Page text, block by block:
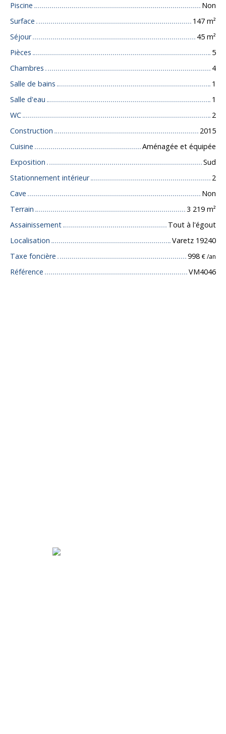
Piscine
Non
Surface
147 m²
Séjour
45 m²
Pièces
5
Chambres
4
Salle de bains
1
Salle d'eau
1
WC
2
Construction
2015
Cuisine
Aménagée et équipée
Exposition
Sud
Stationnement intérieur
2
Cave
Non
Terrain
3 219 m²
Assainissement
Tout à l'égout
Localisation
Varetz 19240
Taxe foncière
998 € /an
Référence VM4046